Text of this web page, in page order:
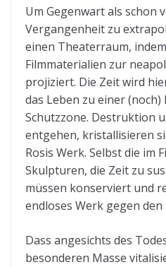
Um Gegenwart als schon
Vergangenheit zu
einen Theaterraum,
Filmmaterialien zur
projiziert. Die Zeit wird
das Leben zu einer
Schutzzone. Destruktion
entgehen, kristallisieren
Rosis Werk. Selbst die im
Skulpturen, die Zeit zu
müssen konserviert und
endloses Werk gegen den
Dass angesichts des
besonderen Masse